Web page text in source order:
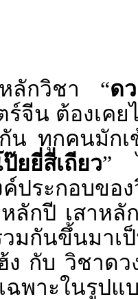
หลักวิชา “ด
ร์จีน ต้องเค
น ทุกคนมักเ
ป๊ยยี่สี่เถียว”
ประกอบขอ
ลักปี เสาห
มกันขึ้นมาเ
ฮ้ง กับ วิชาด
ฉพาะในรูป